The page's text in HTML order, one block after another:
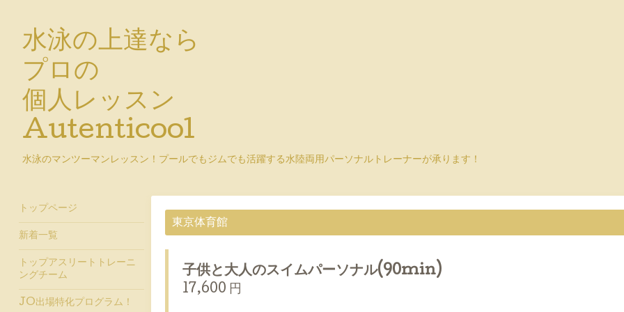
水泳の上達なら
プロの
個人レッスン
Autenticool
水泳のマンツーマンレッスン！プールでもジムでも活躍する水陸両用パーソナルトレーナーが承ります！
東京体育館
子供と大人のスイムパーソナル(90min)
17,600 円
トップページ
新着一覧
トップアスリートトレーニ
ングチーム
JO出場特化プログラム！